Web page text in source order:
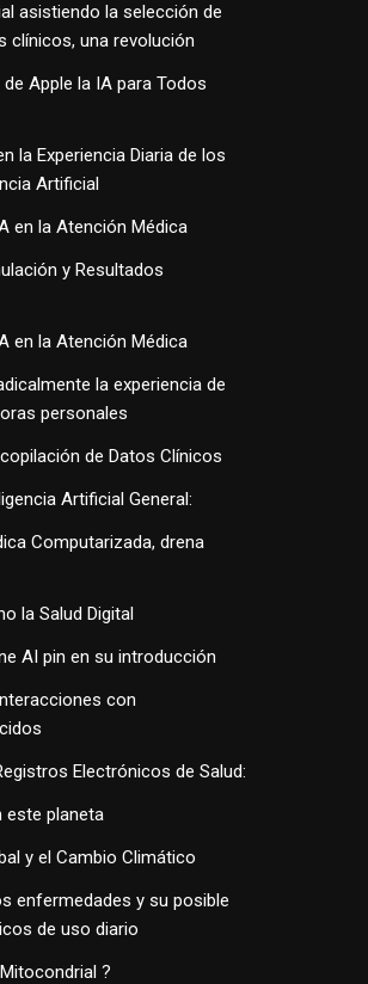
asistiendo la selección de
clínicos, una revolución
Apple la IA para Todos
la Experiencia Diaria de los
Artificial
en la Atención Médica
y Resultados
en la Atención Médica
la experiencia de
personales
de Datos Clínicos
Artificial General:
Computarizada, drena
la Salud Digital
AI pin en su introducción
con
Electrónicos de Salud:
este planeta
y el Cambio Climático
enfermedades y su posible
de uso diario
?